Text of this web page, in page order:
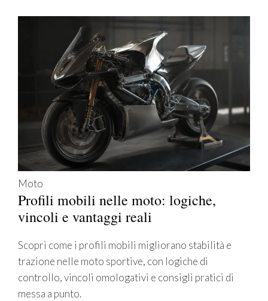
Moto
Profili mobili nelle moto: logiche,
vincoli e vantaggi reali
Scopri come i profili mobili migliorano stabilità e
trazione nelle moto sportive, con logiche di
controllo, vincoli omologativi e consigli pratici di
messa a punto.